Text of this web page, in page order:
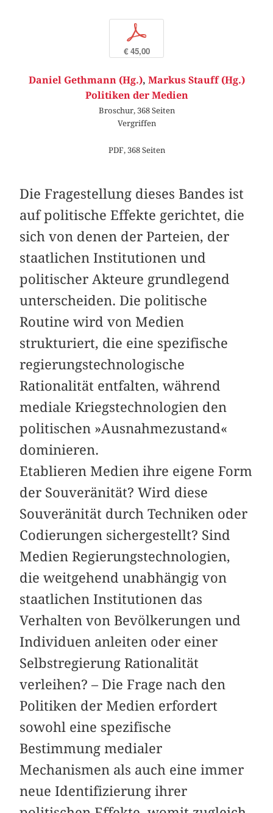
p
€ 45,00
Daniel Gethmann (Hg.), Markus Stauff (Hg.)
Politiken der Medien
Broschur, 368 Seiten
Vergriffen
PDF, 368 Seiten
Die Fragestellung dieses Bandes ist
auf politische Effekte gerichtet, die
sich von denen der Parteien, der
staatlichen Institutionen und
politischer Akteure grundlegend
unterscheiden. Die politische
Routine wird von Medien
strukturiert, die eine spezifische
regierungstechnologische
Rationalität entfalten, während
mediale Kriegstechnologien den
politischen »Ausnahmezustand«
dominieren.
Etablieren Medien ihre eigene Form
der Souveränität? Wird diese
Souveränität durch Techniken oder
Codierungen sichergestellt? Sind
Medien Regierungstechnologien,
die weitgehend unabhängig von
staatlichen Institutionen das
Verhalten von Bevölkerungen und
Individuen anleiten oder einer
Selbstregierung Rationalität
verleihen? – Die Frage nach den
Politiken der Medien erfordert
sowohl eine spezifische
Bestimmung medialer
Mechanismen als auch eine immer
neue Identifizierung ihrer